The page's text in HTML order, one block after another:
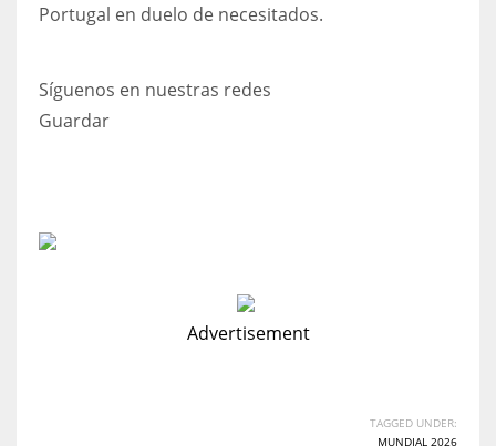
Portugal en duelo de necesitados.
Síguenos en nuestras redes
Guardar
Advertisement
TAGGED UNDER:
MUNDIAL 2026